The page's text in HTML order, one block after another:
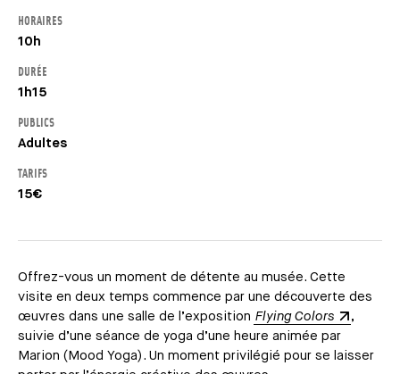
HORAIRES
10h
DURÉE
1h15
PUBLICS
Adultes
TARIFS
15€
Offrez-vous un moment de détente au musée. Cette
visite en deux temps commence par une découverte des
œuvres dans une salle de l’exposition Flying Colors
,
suivie d’une séance de yoga d’une heure animée par
Marion (Mood Yoga). Un moment privilégié pour se laisser